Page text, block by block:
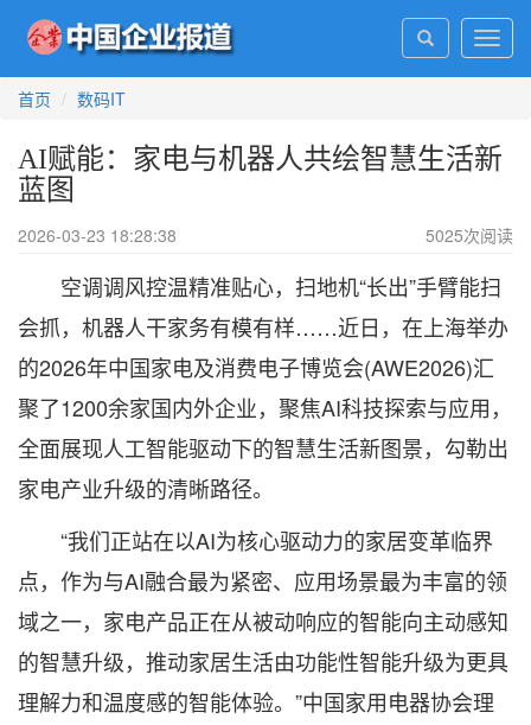
首页
数码IT
AI赋能：家电与机器人共绘智慧生活新
蓝图
2026-03-23 18:28:38 5025次阅读
空调调风控温精准贴心，扫地机“长出”手臂能扫
会抓，机器人干家务有模有样……近日，在上海举办
的2026年中国家电及消费电子博览会(AWE2026)汇
聚了1200余家国内外企业，聚焦AI科技探索与应用，
全面展现人工智能驱动下的智慧生活新图景，勾勒出
家电产业升级的清晰路径。
“我们正站在以AI为核心驱动力的家居变革临界
点，作为与AI融合最为紧密、应用场景最为丰富的领
域之一，家电产品正在从被动响应的智能向主动感知
的智慧升级，推动家居生活由功能性智能升级为更具
理解力和温度感的智能体验。”中国家用电器协会理